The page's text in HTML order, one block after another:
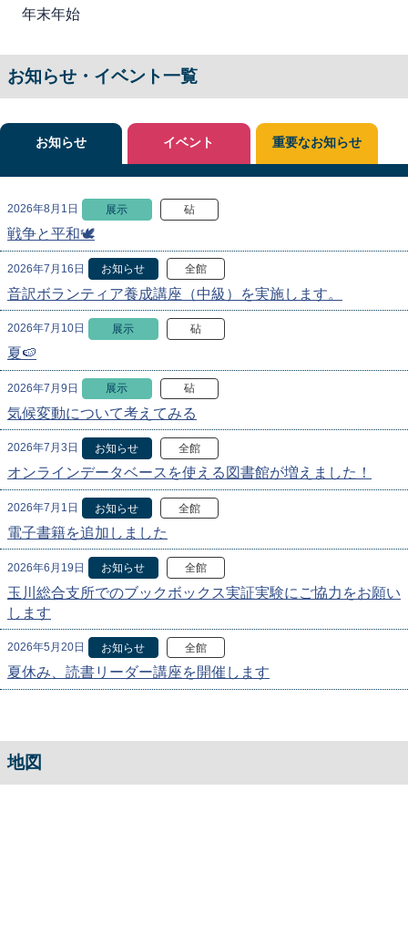
年末年始
お知らせ・イベント一覧
お知らせ
2026年8月1日 展示 砧
戦争と平和🕊
2026年7月16日 お知らせ 全館
音訳ボランティア養成講座（中級）を実施します。
2026年7月10日 展示 砧
夏🍉
2026年7月9日 展示 砧
気候変動について考えてみる
2026年7月3日 お知らせ 全館
オンラインデータベースを使える図書館が増えました！
2026年7月1日 お知らせ 全館
電子書籍を追加しました
2026年6月19日 お知らせ 全館
玉川総合支所でのブックボックス実証実験にご協力をお願い
します
2026年5月20日 お知らせ 全館
夏休み、読書リーダー講座を開催します
イベント 重要なお知らせ
地図